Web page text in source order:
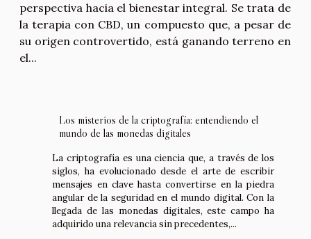
perspectiva hacia el bienestar integral. Se trata de
la terapia con CBD, un compuesto que, a pesar de
su origen controvertido, está ganando terreno en
el...
Los misterios de la criptografía: entendiendo el
mundo de las monedas digitales
La criptografía es una ciencia que, a través de los
siglos, ha evolucionado desde el arte de escribir
mensajes en clave hasta convertirse en la piedra
angular de la seguridad en el mundo digital. Con la
llegada de las monedas digitales, este campo ha
adquirido una relevancia sin precedentes,...